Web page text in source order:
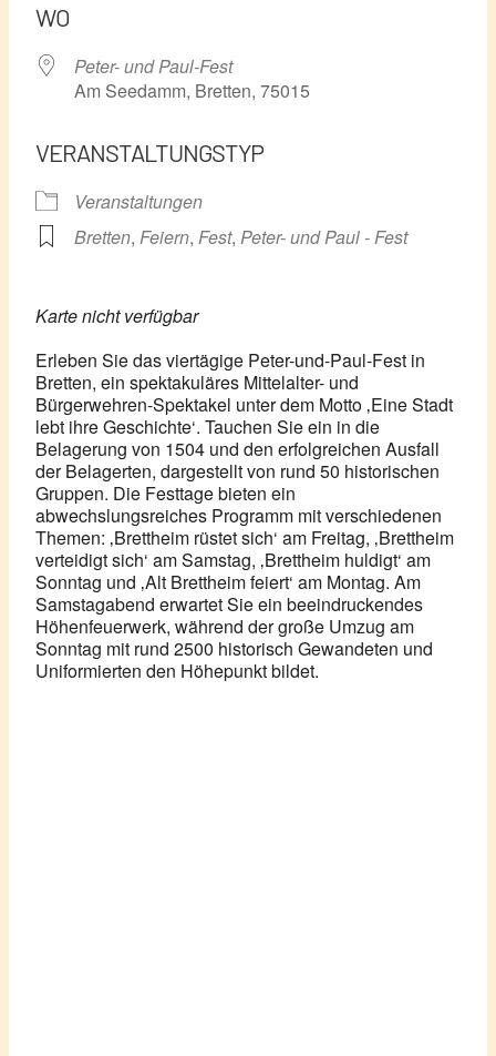
WO
Peter- und Paul-Fest
Am Seedamm, Bretten, 75015
VERANSTALTUNGSTYP
Veranstaltungen
Bretten, Feiern, Fest, Peter- und Paul - Fest
Karte nicht verfügbar
Erleben Sie das viertägige Peter-und-Paul-Fest in
Bretten, ein spektakuläres Mittelalter- und
Bürgerwehren-Spektakel unter dem Motto ‚Eine Stadt
lebt ihre Geschichte‘. Tauchen Sie ein in die
Belagerung von 1504 und den erfolgreichen Ausfall
der Belagerten, dargestellt von rund 50 historischen
Gruppen. Die Festtage bieten ein
abwechslungsreiches Programm mit verschiedenen
Themen: ‚Brettheim rüstet sich‘ am Freitag, ‚Brettheim
verteidigt sich‘ am Samstag, ‚Brettheim huldigt‘ am
Sonntag und ‚Alt Brettheim feiert‘ am Montag. Am
Samstagabend erwartet Sie ein beeindruckendes
Höhenfeuerwerk, während der große Umzug am
Sonntag mit rund 2500 historisch Gewandeten und
Uniformierten den Höhepunkt bildet.